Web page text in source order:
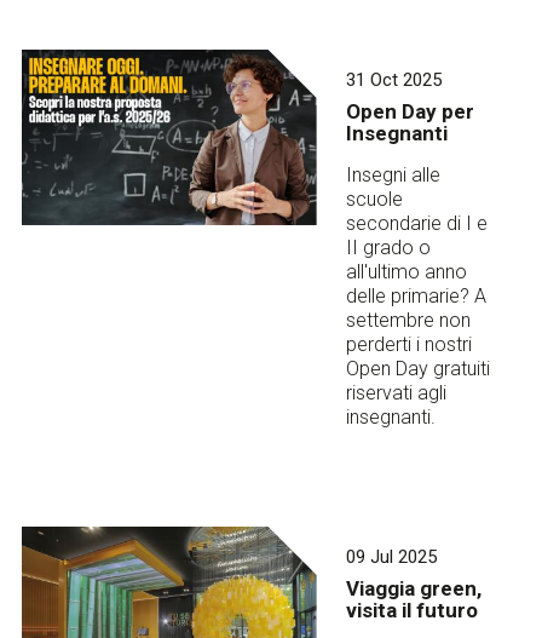
31 Oct 2025
Open Day per
Insegnanti
Insegni alle
scuole
secondarie di I e
II grado o
all'ultimo anno
delle primarie? A
settembre non
perderti i nostri
Open Day gratuiti
riservati agli
insegnanti.
09 Jul 2025
Viaggia green,
visita il futuro